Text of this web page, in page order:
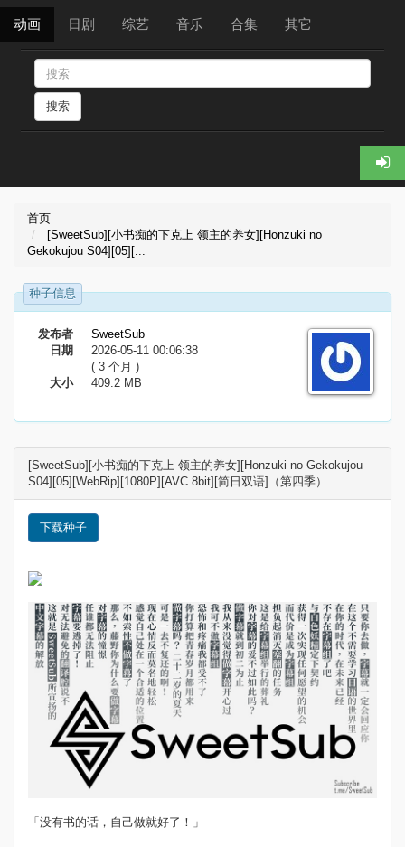
动画 日剧 综艺 音乐 合集 其它
搜索
首页
[SweetSub][小书痴的下克上 领主的养女][Honzuki no
Gekokujou S04][05][...
种子信息
发布者
SweetSub
日期
2026-05-11 00:06:38
( 3 个月 )
大小
409.2 MB
[SweetSub][小书痴的下克上 领主的养女][Honzuki no Gekokujou
S04][05][WebRip][1080P][AVC 8bit][简日双语]（第四季）
下载种子
「没有书的话，自己做就好了！」